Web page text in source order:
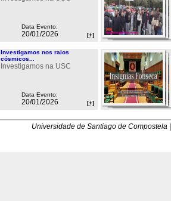
Data Evento:
20/01/2026 [+]
Investigamos nos raios
cósmicos...
Investigamos na USC
Data Evento:
20/01/2026 [+]
Universidade de Santiago de